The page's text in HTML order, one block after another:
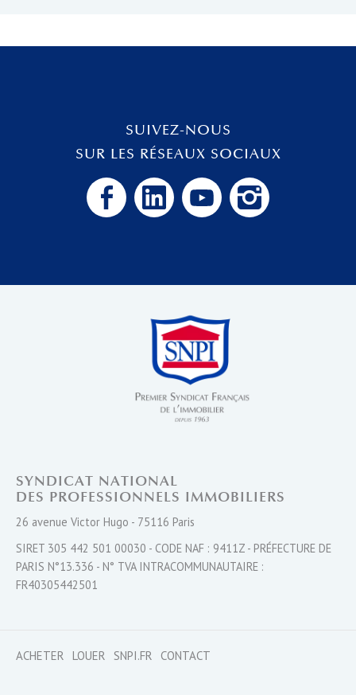
SYNDICAT NATIONAL
DES PROFESSIONNELS IMMOBILIERS
26 avenue Victor Hugo - 75116 Paris
SIRET 305 442 501 00030 - CODE NAF : 9411Z - PRÉFECTURE DE
PARIS N°13.336 - N° TVA INTRACOMMUNAUTAIRE :
FR40305442501
ACHETER LOUER SNPI.FR CONTACT
SUIVEZ-NOUS
SUR LES RÉSEAUX SOCIAUX